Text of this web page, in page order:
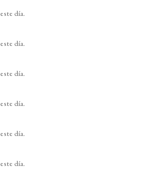
día.
día.
día.
día.
día.
día.